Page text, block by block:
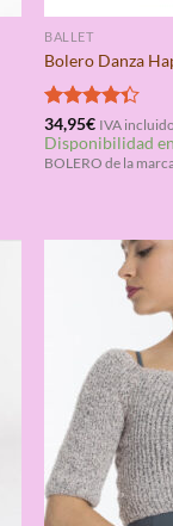
BALLET
Bolero Danza
Valorado
con4.33
de 5
34,95€ IVA incluido
Disponibilidad
BOLERO de la